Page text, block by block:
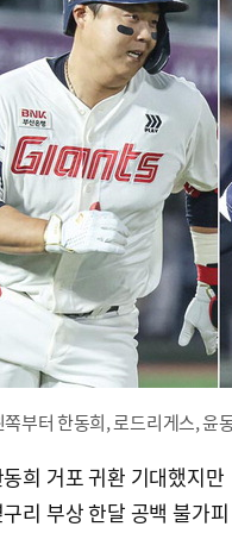
쪽부터 한동희, 로드리게스, 윤
희 거포 귀환 기대했지만
리 부상 한달 공백 불가피